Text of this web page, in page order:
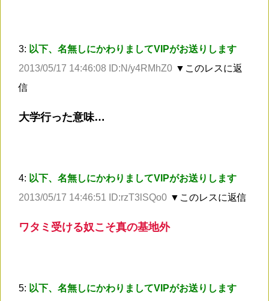
3: 以下、名無しにかわりましてVIPがお送りします
2013/05/17 14:46:08 ID:N/y4RMhZ0 ▼このレスに返
信
大学行った意味…
4: 以下、名無しにかわりましてVIPがお送りします
2013/05/17 14:46:51 ID:rzT3lSQo0 ▼このレスに返信
ワタミ受ける奴こそ真の基地外
5: 以下、名無しにかわりましてVIPがお送りします